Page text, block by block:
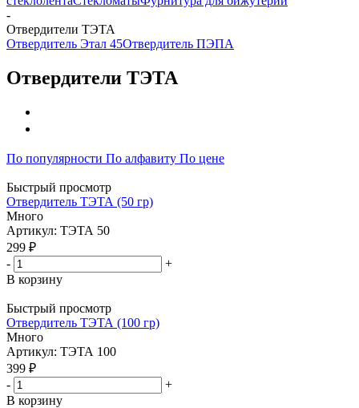
-
Отвердители ТЭТА
Отвердитель Этал 45Отвердитель ПЭПА
Отвердители ТЭТА
По популярности По алфавиту По цене
Быстрый просмотр
Отвердитель ТЭТА (50 гр)
Много
Артикул: ТЭТА 50
299 ₽
-
+
В корзину
Быстрый просмотр
Отвердитель ТЭТА (100 гр)
Много
Артикул: ТЭТА 100
399 ₽
-
+
В корзину